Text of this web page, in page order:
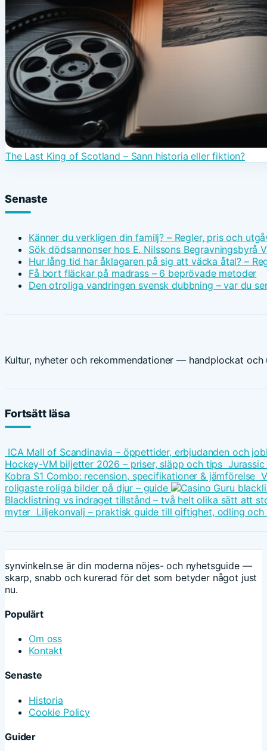
The Last King of Scotland – Sann historia eller fiktion?
Senaste
Känner du verkligen din familj? – Regler, pris och
Sök dödsannonser hos E. Nilssons Begravningsbyrå
Hur lång tid har åklagaren på sig att väcka åtal? –
Få bort fläckar på madrass – 6 beprövade metoder
Den otroliga vandringen svensk dubbning – var du
Kultur, nyheter och rekommendationer — handplockat
Fortsätt läsa
ICA Mall of Scandinavia – öppettider, erbjudanden och
Hockey-VM biljetter 2026 – priser, släpp och tips
Kobra S1 Combo: recension, specifikationer & jämförelse
roligaste roliga bilder på djur – guide
Blacklistning vs indraget tillstånd – två helt olika sätt att
myter Liljekonvalj – praktisk guide till giftighet, odling
synvinkeln.se är din moderna nöjes- och nyhetsguide —
skarp, snabb och kurerad för det som betyder något just
nu.
Populärt
Om oss
Kontakt
Senaste
Historia
Cookie Policy
Guider